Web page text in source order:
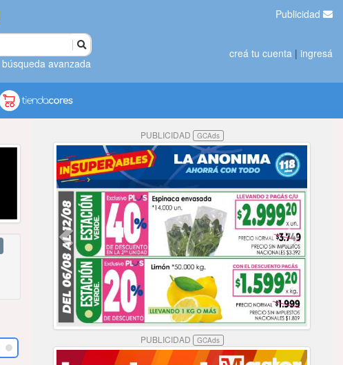
búsqueda avanzada
Publicidad
creá tu cuenta | ingresá
PUBLICIDAD GCAds
PUBLICIDAD GCAds